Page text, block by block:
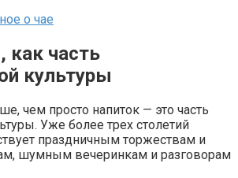
о чае
как часть
культуры
чем просто напиток — это часть
Уже более трех столетий
праздничным торжествам и
шумным вечеринкам и разговорам